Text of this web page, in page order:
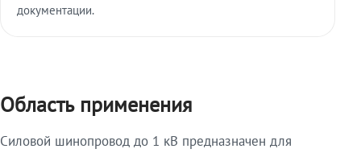
документации.
Область применения
Силовой шинопровод до 1 кВ предназначен для